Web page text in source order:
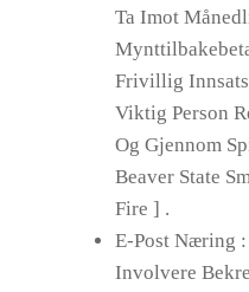
Ta Imot
Frivillig Innsats
Viktig Person
Og Gjennom
Beaver State
Fire ] .
E-Post Næring
Involvere